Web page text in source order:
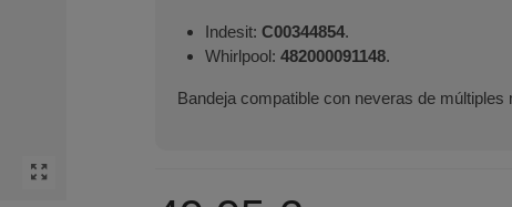
Indesit: C00344854.
Whirlpool: 482000091148.
Bandeja compatible con neveras de